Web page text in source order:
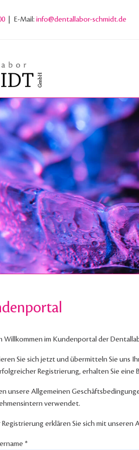
| E-Mail: info@dentallabor-schmidt.de
Willkommen im Kundenportal der
Sie sich jetzt und übermitteln Sie uns
Registrierung, erhalten Sie
unsere Allgemeinen
verwendet.
erklären Sie sich mit
*